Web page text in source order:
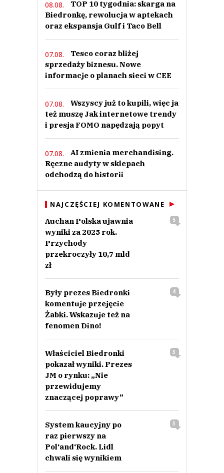
08.08.
TOP 10 tygodnia: skarga na
Biedronkę, rewolucja w aptekach
oraz ekspansja Gulf i Taco Bell
07.08.
Tesco coraz bliżej
sprzedaży biznesu. Nowe
informacje o planach sieci w CEE
07.08.
Wszyscy już to kupili, więc ja
też muszę Jak internetowe trendy
i presja FOMO napędzają popyt
07.08.
AI zmienia merchandising.
Ręczne audyty w sklepach
odchodzą do historii
NAJCZĘŚCIEJ KOMENTOWANE
Auchan Polska ujawnia
wyniki za 2025 rok.
Przychody
przekroczyły 10,7 mld
zł
5
Były prezes Biedronki
komentuje przejęcie
Żabki. Wskazuje też na
fenomen Dino!
4
Właściciel Biedronki
pokazał wyniki. Prezes
JM o rynku: „Nie
przewidujemy
znaczącej poprawy”
3
System kaucyjny po
raz pierwszy na
Pol‘and‘Rock. Lidl
chwali się wynikiem
3